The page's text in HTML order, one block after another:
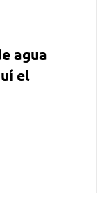
agua
el